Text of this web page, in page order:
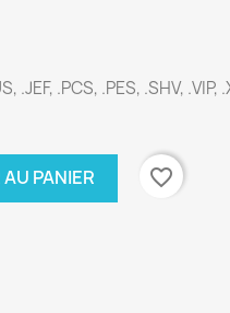
.JEF, .PCS, .PES, .SHV, .VIP,
PANIER favorite_border